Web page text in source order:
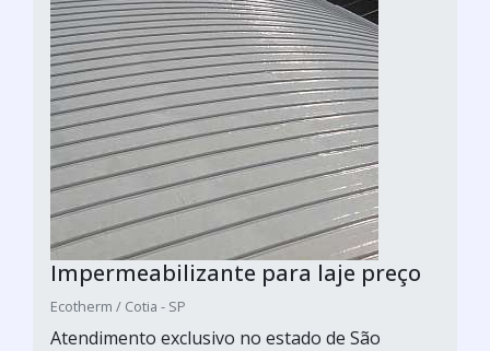
Impermeabilizante para laje preço
Ecotherm / Cotia - SP
Atendimento exclusivo no estado de São